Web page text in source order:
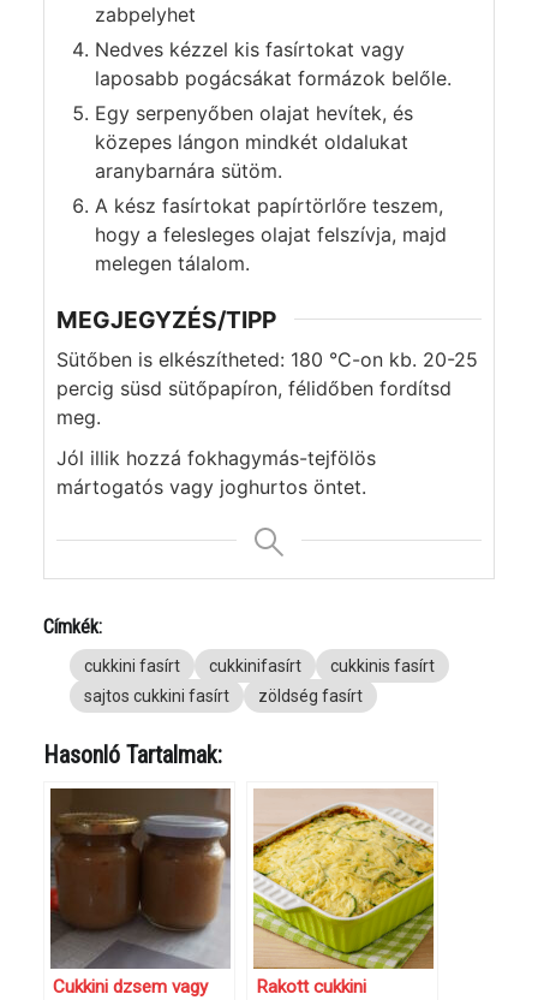
zabpelyhet
Nedves kézzel kis fasírtokat vagy
laposabb pogácsákat formázok belőle.
Egy serpenyőben olajat hevítek, és
közepes lángon mindkét oldalukat
aranybarnára sütöm.
A kész fasírtokat papírtörlőre teszem,
hogy a felesleges olajat felszívja, majd
melegen tálalom.
MEGJEGYZÉS/TIPP
Sütőben is elkészítheted: 180 °C-on kb. 20-25
percig süsd sütőpapíron, félidőben fordítsd
meg.
Jól illik hozzá fokhagymás-tejfölös
mártogatós vagy joghurtos öntet.
Címkék:
cukkini fasírt cukkinifasírt
cukkinis fasírt
sajtos cukkini fasírt
zöldség fasírt
Hasonló Tartalmak:
Cukkini dzsem vagy
Rakott cukkini